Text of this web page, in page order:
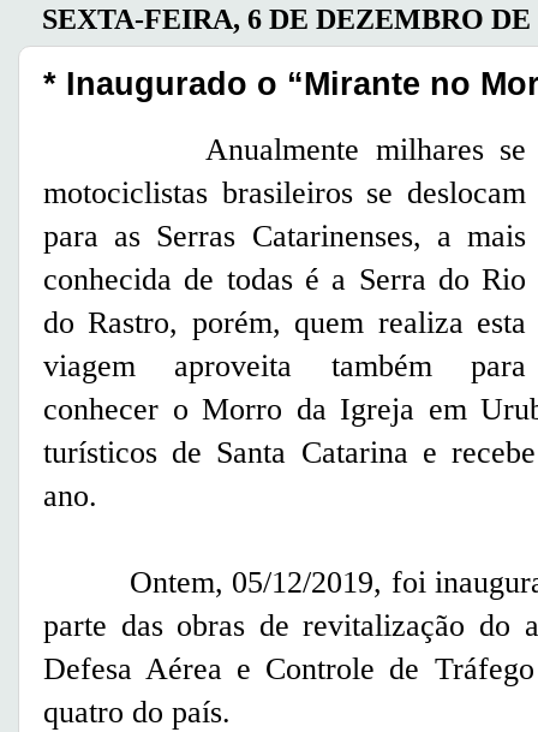
SEXTA-FEIRA, 6 DE DEZEMBRO DE
* Inaugurado o “Mirante no
Anualmente milhares se
motociclistas brasileiros se deslocam
para as Serras Catarinenses, a mais
conhecida de todas é a Serra do Rio
do Rastro, porém, quem realiza esta
viagem aproveita também para
conhecer o Morro da Igreja em
turísticos de Santa Catarina e
ano.
Ontem, 05/12/2019, foi
parte das obras de revitalização do
Defesa Aérea e Controle de
quatro do país.